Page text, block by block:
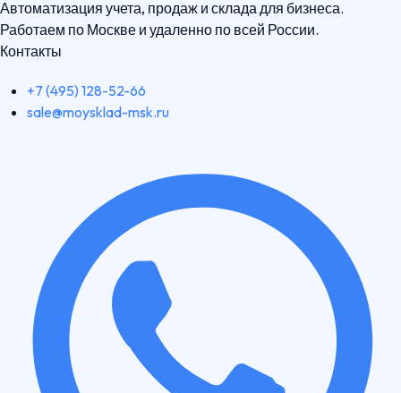
Автоматизация учета, продаж и склада для бизнеса.
Работаем по Москве и удаленно по всей России.
Контакты
+7 (495) 128-52-66
sale@moysklad-msk.ru